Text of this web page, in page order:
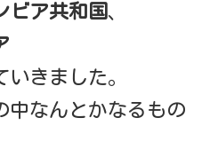
ビア共和国、
きました。
中なんとかなるもの